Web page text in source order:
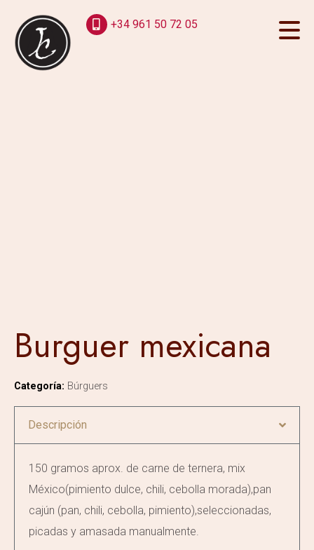
+34 961 50 72 05
Burguer ⁠mexicana
Categoría: Búrguers
Descripción
150 gramos aprox. de carne de ternera, mix
México(pimiento dulce, chili, cebolla morada),pan
cajún (pan, chili, cebolla, pimiento),seleccionadas,
picadas y amasada manualmente.